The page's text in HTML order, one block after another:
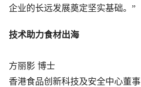
企业的长远发展奠定坚实基础。”
技术助力食材出海
方丽影 博士
香港食品创新科技及安全中心董事